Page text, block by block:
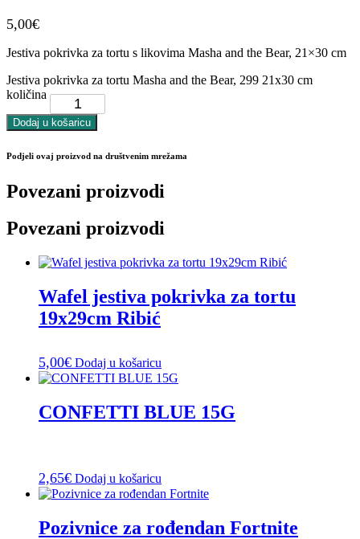
5,00€
Jestiva pokrivka za tortu s likovima Masha and the Bear, 21×30 cm
Jestiva pokrivka za tortu Masha and the Bear, 299 21x30 cm
količina
Dodaj u košaricu
Podjeli ovaj proizvod na društvenim mrežama
Povezani proizvodi
Povezani proizvodi
Wafel jestiva pokrivka za tortu
19x29cm Ribić
5,00€ Dodaj u košaricu
CONFETTI BLUE 15G
2,65€ Dodaj u košaricu
Pozivnice za rođendan Fortnite